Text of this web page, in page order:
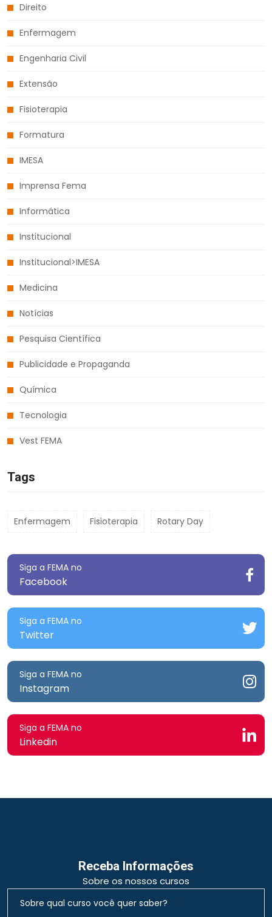
Direito
Enfermagem
Engenharia Civil
Extensão
Fisioterapia
Formatura
IMESA
Imprensa Fema
Informática
Institucional
Institucional>IMESA
Medicina
Notícias
Pesquisa Científica
Publicidade e Propaganda
Química
Tecnologia
Vest FEMA
Tags
Enfermagem Fisioterapia Rotary Day
Siga a FEMA no
Facebook
Siga a FEMA no
Twitter
Siga a FEMA no
Instagram
Siga a FEMA no
Linkedin
Receba Informações
Sobre os nossos cursos